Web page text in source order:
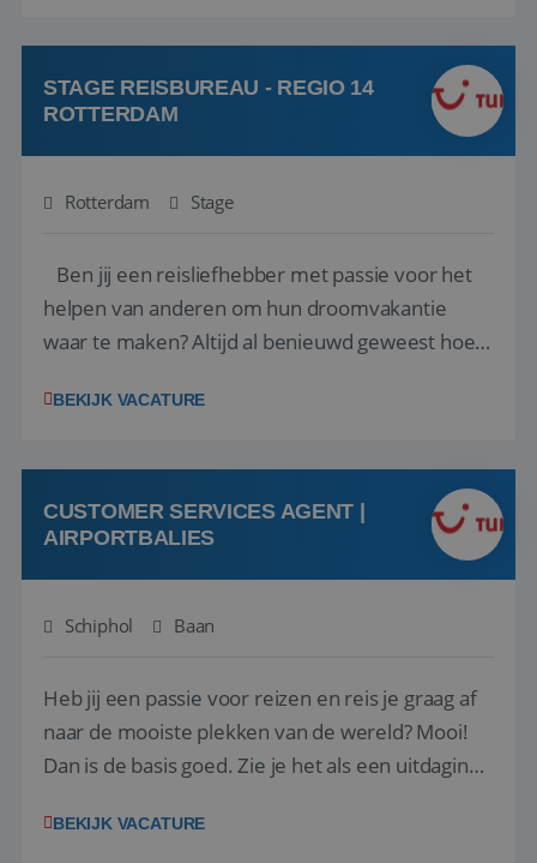
klanten te overtuigen om die droomreis te
boeken! ...
STAGE REISBUREAU - REGIO 14
ROTTERDAM
Rotterdam Stage
Ben jij een reisliefhebber met passie voor het
helpen van anderen om hun droomvakantie
waar te maken? Altijd al benieuwd geweest hoe
van de grootste reisorganisaties? Dan is een
op zoek naar een enthousiaste, leergie...
BEKIJK VACATURE
CUSTOMER SERVICES AGENT |
AIRPORTBALIES
Schiphol Baan
Heb jij een passie voor reizen en reis je graag af
naar de mooiste plekken van de wereld? Mooi!
Dan is de basis goed. Zie je het als een uitdaging
het samenstellen en boeken van de perfecte
BEKIJK VACATURE